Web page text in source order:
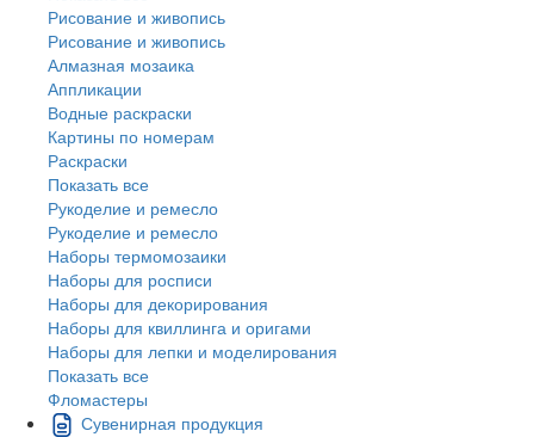
Рисование и живопись
Рисование и живопись
Алмазная мозаика
Аппликации
Водные раскраски
Картины по номерам
Раскраски
Показать все
Рукоделие и ремесло
Рукоделие и ремесло
Наборы термомозаики
Наборы для росписи
Наборы для декорирования
Наборы для квиллинга и оригами
Наборы для лепки и моделирования
Показать все
Фломастеры
Сувенирная продукция